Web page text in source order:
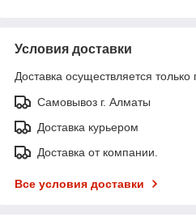
Условия доставки
Доставка осуществляется только
Самовывоз г. Алматы
Доставка курьером
Доставка от компании.
Все условия доставки